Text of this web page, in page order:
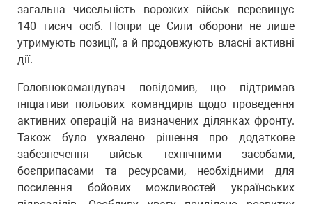
загальна чисельність ворожих військ перевищує
140 тисяч осіб. Попри це Сили оборони не лише
утримують позиції, а й продовжують власні активні
дії.
Головнокомандувач повідомив, що підтримав
ініціативи польових командирів щодо проведення
активних операцій на визначених ділянках фронту.
Також було ухвалено рішення про додаткове
забезпечення військ технічними засобами,
боєприпасами та ресурсами, необхідними для
посилення бойових можливостей українських